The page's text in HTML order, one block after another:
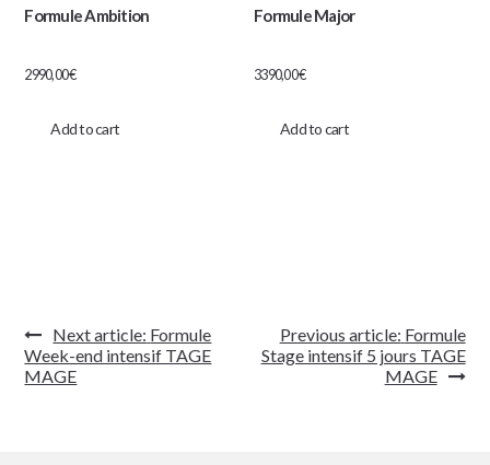
Formule Ambition
2990,00€
Add to cart
Formule Major
3390,00€
Add to cart
de
l’article
Previous article: Formule
Stage intensif 5 jours TAGE
MAGE
Next article: Formule
Week-end intensif TAGE
MAGE